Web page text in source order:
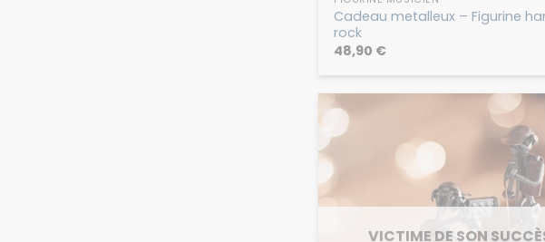
Cadeau metalleux – Figurine
rock
48,90 €
VICTIME DE SON